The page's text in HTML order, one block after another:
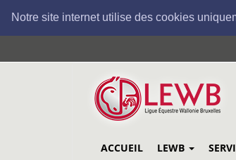
Notre site internet utilise des cookies
au
ACCUEIL LEWB